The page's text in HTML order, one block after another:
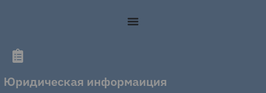
Юридическая информаиция